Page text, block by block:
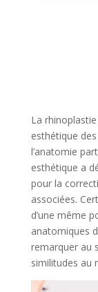
La
esthétique
l’anatomie
esthétique a
pour la
associées.
d’une même
anatomiques
remarquer au
similitudes au